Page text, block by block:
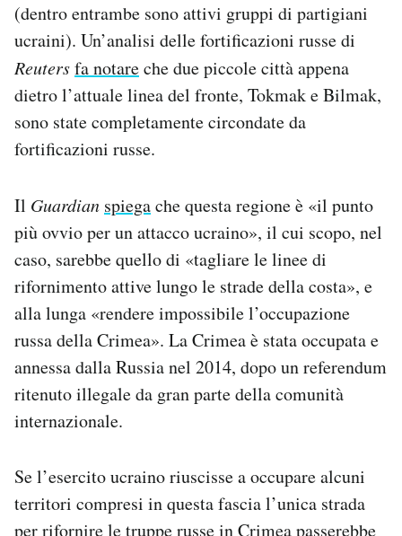
(dentro entrambe sono attivi gruppi di partigiani
ucraini). Un’analisi delle fortificazioni russe di
Reutersfa notareche due piccole città appena
dietro l’attuale linea del fronte, Tokmak e Bilmak,
sono state completamente circondate da
fortificazioni russe.
Il Guardian spiegache questa regione è «il punto
più ovvio per un attacco ucraino», il cui scopo, nel
caso, sarebbe quello di «tagliare le linee di
rifornimento attive lungo le strade della costa», e
alla lunga «rendere impossibile l’occupazione
russa della Crimea». La Crimea è stata occupata e
annessa dalla Russia nel 2014, dopo un referendum
ritenuto illegale da gran parte della comunità
internazionale.
Se l’esercito ucraino riuscisse a occupare alcuni
territori compresi in questa fascia l’unica strada
per rifornire le truppe russe in Crimea passerebbe